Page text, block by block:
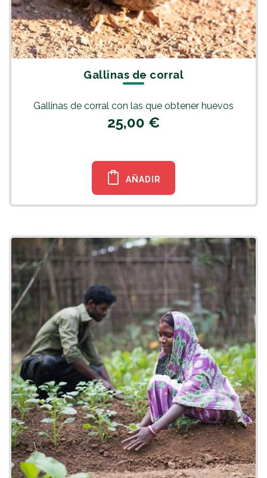
Gallinas de corral
Gallinas de corral con las que obtener huevos
25,00 €
AÑADIR